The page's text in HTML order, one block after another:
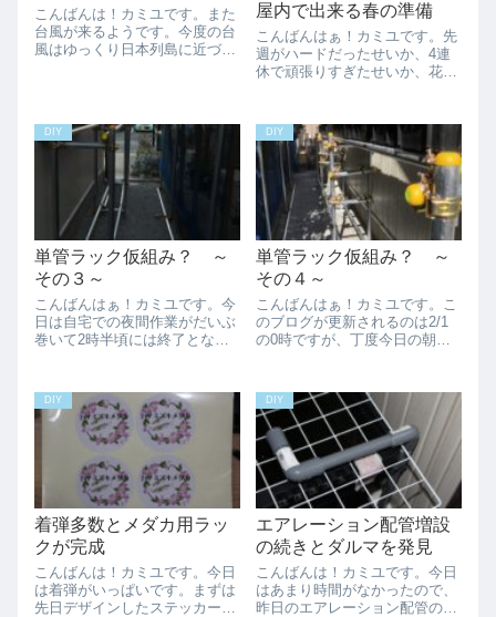
こんばんは！カミユです。また
台風が来るようです。今度の台
風はゆっくり日本列島に近づい
きましょう。なんかブログで
DIY関係の記事を書くとアクセ
ス数がガクッと落...
屋内で出来る春の準備
こんばんはぁ！カミユです。先
週がハードだったせいか、4連
休で頑張りすぎたせいか、花粉
年も今の時期に同じような展開
で咳喘息になったので掛かりつ
けのお医者さんに「去年と同じ
ですね」とにこや...
DIY
単管ラック仮組み？ ～
その３～
こんばんはぁ！カミユです。今
日は自宅での夜間作業がだいぶ
巻いて2時半頃には終了となっ
対応するという待機業務は辛か
った、、、12時まで何も起こら
なければ待機終了だったので午
後の打ち合わせ...
DIY
単管ラック仮組み？ ～
その４～
こんばんはぁ！カミユです。こ
のブログが更新されるのは2/1
の0時ですが、丁度今日の朝に
きたくありません、、、でも毎
日東京へ通っている人も居る中
で、在宅勤務をさせて貰ってい
る自分は幸せなのか...
DIY
着弾多数とメダカ用ラッ
クが完成
こんばんは！カミユです。今日
は着弾がいっぱいです。まずは
先日デザインしたステッカーが
DIY
エアレーション配管増設
の続きとダルマを発見
こんばんは！カミユです。今日
はあまり時間がなかったので、
昨日のエアレーション配管の増